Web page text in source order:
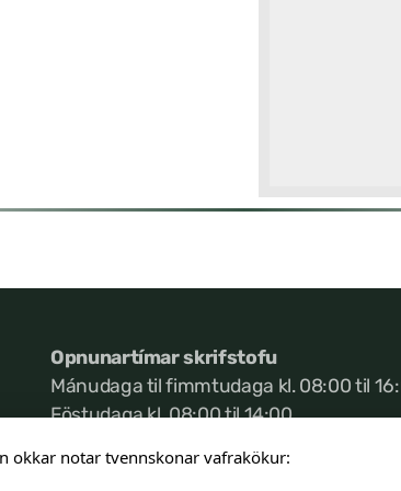
Opnunartímar skrifstofu
Mánudaga til fimmtudaga kl. 08:00 til
Föstudaga kl. 08:00 til 14:00
okkar notar tvennskonar vafrakökur: